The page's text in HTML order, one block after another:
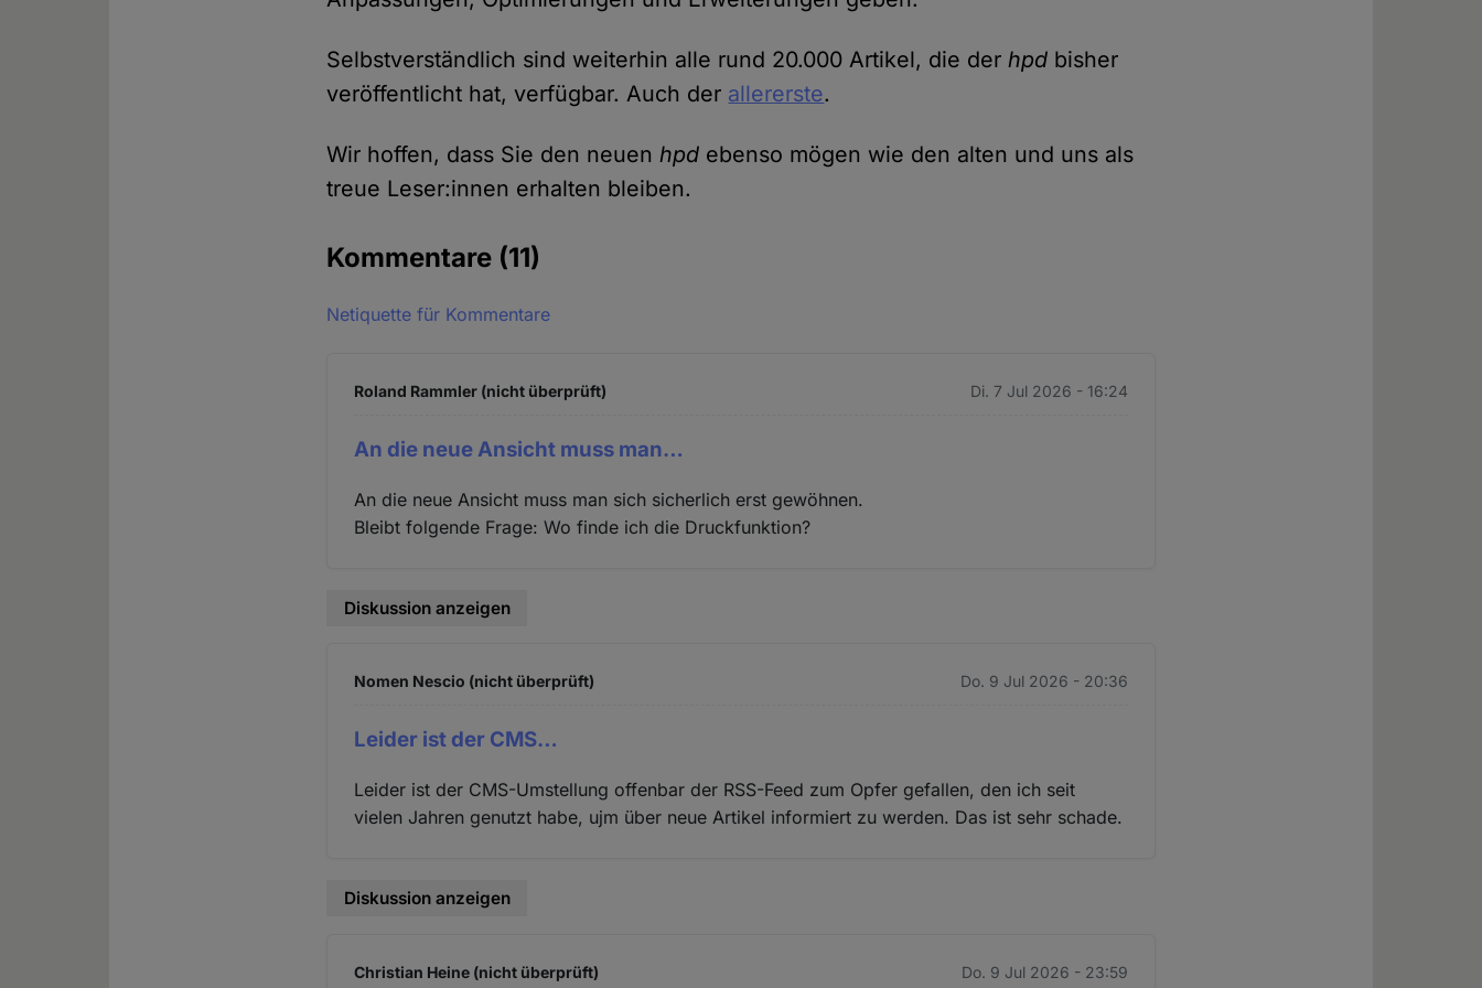
Selbstverständlich sind weiterhin alle rund 20.000 Artikel, die derhpd bisher
veröffentlicht hat, verfügbar. Auch der allererste.
Wir hoffen, dass Sie den neuenhpd ebenso mögen wie den alten und uns als
treue Leser:innen erhalten bleiben.
Kommentare (11)
Netiquette für Kommentare
Roland Rammler (nicht überprüft) Di. 7 Jul 2026 - 16:24
An die neue Ansicht muss man…
An die neue Ansicht muss man sich sicherlich erst gewöhnen.
Bleibt folgende Frage: Wo finde ich die Druckfunktion?
Diskussion anzeigen
Nomen Nescio (nicht überprüft) Do. 9 Jul 2026 - 20:36
Leider ist der CMS…
Leider ist der CMS-Umstellung offenbar der RSS-Feed zum Opfer gefallen, den ich seit
vielen Jahren genutzt habe, ujm über neue Artikel informiert zu werden. Das ist sehr schade.
Diskussion anzeigen
Christian Heine (nicht überprüft) Do. 9 Jul 2026 - 23:59